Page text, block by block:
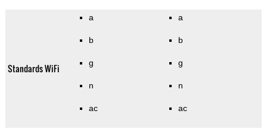
Standards WiFi
a
b
g
n
ac
a
b
g
n
ac